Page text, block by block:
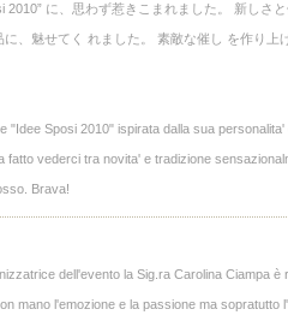
に、思わず惹きこまれました。 新しさ
、魅せてく れました。 素敵な催し を作り上
Sposi 2010" ispirata dalla sua
vederci tra novita' e tradizione
Brava!
dell'evento la Sig.ra Carolina Ciampa
mano l'emozione e la passione ma sopratutto